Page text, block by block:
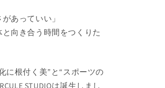
あっていい」
と向き合う時間をつくりた
に根付く美”と“スポーツの
STUDIOは誕生しまし